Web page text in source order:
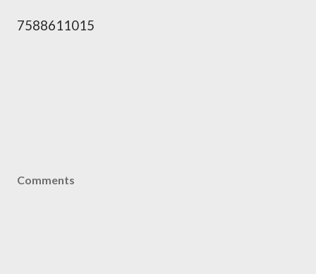
7588611015
Comments